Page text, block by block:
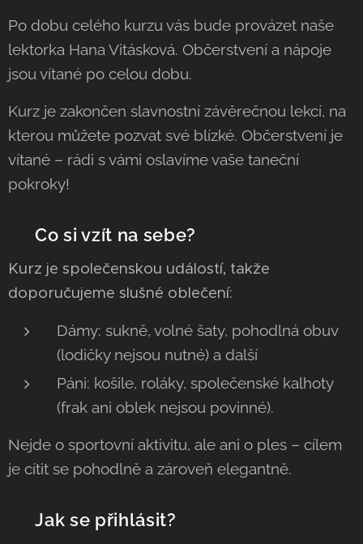
Po dobu celého kurzu vás bude provázet naše
lektorka Hana Vitásková. Občerstvení a nápoje
jsou vítané po celou dobu.
Kurz je zakončen slavnostní závěrečnou lekcí, na
kterou můžete pozvat své blízké. Občerstvení je
vítané – rádi s vámi oslavíme vaše taneční
pokroky!
👗 Co si vzít na sebe?
Kurz je společenskou událostí, takže
doporučujeme slušné oblečení:
Dámy: sukně, volné šaty, pohodlná obuv
(lodičky nejsou nutné) a další
Páni: košile, roláky, společenské kalhoty
(frak ani oblek nejsou povinné).
Nejde o sportovní aktivitu, ale ani o ples – cílem
je cítit se pohodlně a zároveň elegantně.
📝 Jak se přihlásit?